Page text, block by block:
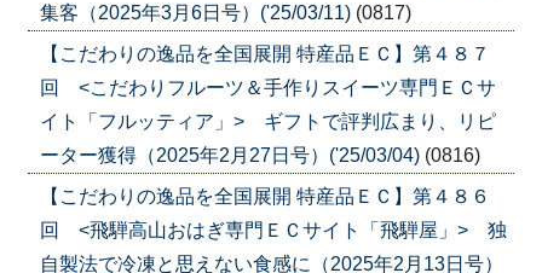
集客（2025年3月6日号）('25/03/11) (0817)
【こだわりの逸品を全国展開 特産品ＥＣ】第４８７
回 <こだわりフルーツ＆手作りスイーツ専門ＥＣサ
イト「フルッティア」> ギフトで評判広まり、リピ
ーター獲得（2025年2月27日号）('25/03/04) (0816)
【こだわりの逸品を全国展開 特産品ＥＣ】第４８６
回 <飛騨高山おはぎ専門ＥＣサイト「飛騨屋」> 独
自製法で冷凍と思えない食感に（2025年2月13日号）